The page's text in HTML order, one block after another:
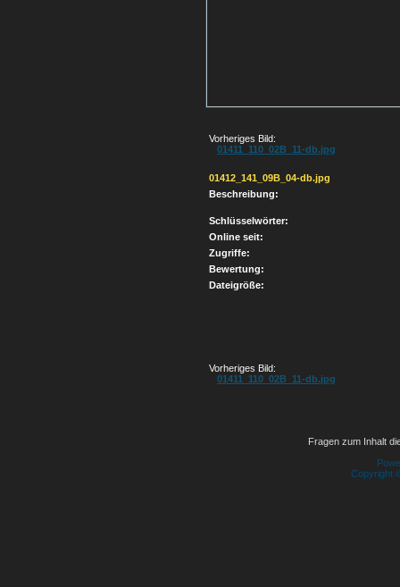
Vorheriges Bild:
01411_110_02B_11-db.jpg
01412_141_09B_04-db.jpg
Beschreibung:
Schlüsselwörter:
Online seit:
Zugriffe:
Bewertung:
Dateigröße:
Vorheriges Bild:
01411_110_02B_11-db.jpg
Fragen zum Inhalt
Copyright